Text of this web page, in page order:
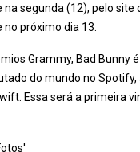
na segunda (12), pelo site
próximo dia 13.
Grammy, Bad Bunny
do mundo no Spotify,
Essa será a primeira